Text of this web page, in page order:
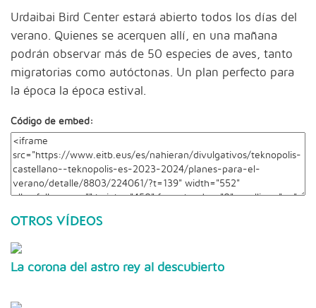
Urdaibai Bird Center estará abierto todos los días del
verano. Quienes se acerquen allí, en una mañana
podrán observar más de 50 especies de aves, tanto
migratorias como autóctonas. Un plan perfecto para
la época la época estival.
Código de embed:
OTROS VÍDEOS
La corona del astro rey al descubierto